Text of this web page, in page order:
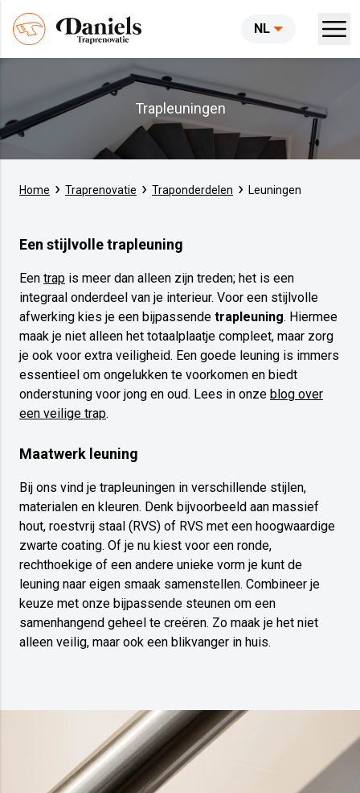
NL
Trapleuningen
Home Traprenovatie Traponderdelen Leuningen
Een stijlvolle trapleuning
Een trap is meer dan alleen zijn treden; het is een
integraal onderdeel van je interieur. Voor een stijlvolle
afwerking kies je een bijpassende trapleuning. Hiermee
maak je niet alleen het totaalplaatje compleet, maar zorg
je ook voor extra veiligheid. Een goede leuning is immers
essentieel om ongelukken te voorkomen en biedt
onderstuning voor jong en oud. Lees in onze blog over
een veilige trap.
Maatwerk leuning
Bij ons vind je trapleuningen in verschillende stijlen,
materialen en kleuren. Denk bijvoorbeeld aan massief
hout, roestvrij staal (RVS) of RVS met een hoogwaardige
zwarte coating. Of je nu kiest voor een ronde,
rechthoekige of een andere unieke vorm je kunt de
leuning naar eigen smaak samenstellen. Combineer je
keuze met onze bijpassende steunen om een
samenhangend geheel te creëren. Zo maak je het niet
alleen veilig, maar ook een blikvanger in huis.